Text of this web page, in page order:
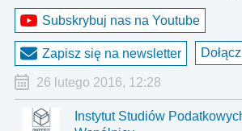
Subskrybuj nas na Youtube
Zapisz się na newsletter
26 lutego 2016, 12:28
Instytut Studiów